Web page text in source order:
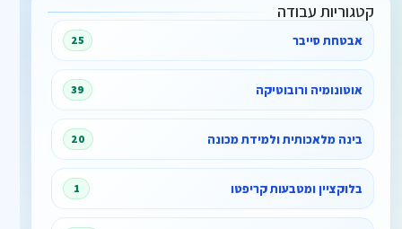
קטגוריות עבודה
אבטחת סייבר 25
אוטונומיה ורובוטיקה 39
בינה מלאכותית ולמידת מכונה 20
בלוקציין ומטבעות קריפטו 1